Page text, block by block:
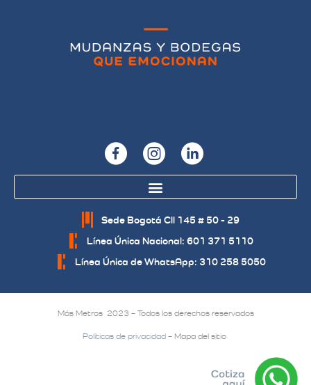
Sede Bogotá Cll 145 # 50 - 29
Línea Única Nacional: 601 371 5110
Línea Única de WhatsApp: 310 258 5050
Más Metros 2023 – Todos los derechos reservados
Políticas de privacidad – Mapa del sitio